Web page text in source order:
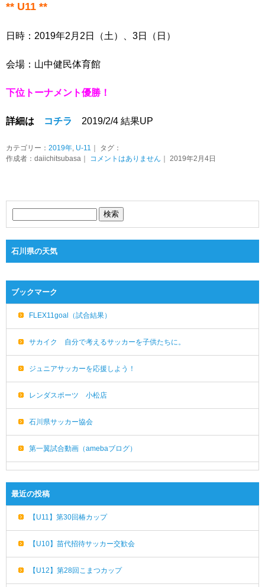
** U11 **
日時：2019年2月2日（土）、3日（日）
会場：山中健民体育館
下位トーナメント優勝！
詳細は コチラ 2019/2/4 結果UP
カテゴリー： 2019年, U-11 ｜ タグ：
作成者：daiichitsubasa｜ コメントはありません ｜ 2019年2月4日
石川県の天気
ブックマーク
FLEX11goal（試合結果）
サカイク 自分で考えるサッカーを子供たちに。
ジュニアサッカーを応援しよう！
レンダスポーツ 小松店
石川県サッカー協会
第一翼試合動画（amebaブログ）
最近の投稿
【U11】第30回椿カップ
【U10】苗代招待サッカー交歓会
【U12】第28回こまつカップ